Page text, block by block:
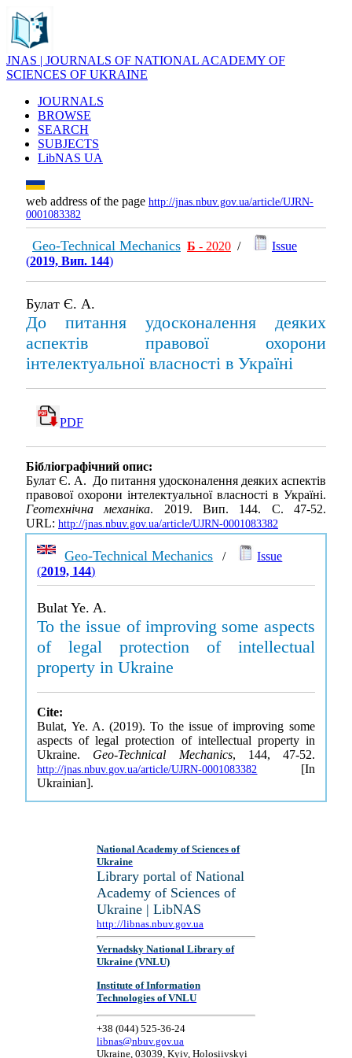
JNAS | JOURNALS OF NATIONAL ACADEMY OF
SCIENCES OF UKRAINE
JOURNALS
BROWSE
SEARCH
SUBJECTS
LibNAS UA
web address of the page http://jnas.nbuv.gov.ua/article/UJRN-
0001083382
Geo-Technical Mechanics Б - 2020 /
Issue
(2019, Вип. 144)
Булат Є. А.
До питання удосконалення деяких
аспектів правової охорони
інтелектуальної власності в Україні
PDF
Бібліографічний опис:
Булат Є. А. До питання удосконалення деяких аспектів
правової охорони інтелектуальної власності в Україні.
Геотехнічна механіка. 2019. Вип. 144. С. 47-52.
URL: http://jnas.nbuv.gov.ua/article/UJRN-0001083382
Geo-Technical Mechanics /
Issue
(2019, 144)
Bulat Ye. A.
To the issue of improving some aspects
of legal protection of intellectual
property in Ukraine
Cite:
Bulat, Ye. A. (2019). To the issue of improving some
aspects of legal protection of intellectual property in
Ukraine. Geo-Technical Mechanics, 144, 47-52.
http://jnas.nbuv.gov.ua/article/UJRN-0001083382 [In
Ukrainian].
National Academy of Sciences of
Ukraine
Library portal of National
Academy of Sciences of
Ukraine | LibNAS
http://libnas.nbuv.gov.ua
Vernadsky National Library of
Ukraine (VNLU)
Institute of Information
Technologies of VNLU
+38 (044) 525-36-24
libnas@nbuv.gov.ua
Ukraine, 03039, Kyiv, Holosiivskyi